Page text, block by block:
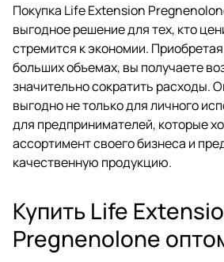
Покупка Life Extension
выгодное решение для тех, кто
стремится к экономии.
больших объемах, вы получаете
значительно сократить расходы.
выгодно не только для личного
для предпринимателей, которые
ассортимент своего бизнеса и
качественную продукцию.
Купить Life
Pregnenolone